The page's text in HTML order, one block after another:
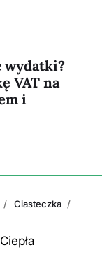
wydatki?
VAT na
i
Ciasteczka